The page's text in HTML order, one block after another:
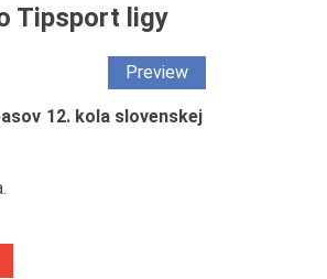
Tipsport ligy
Preview
12. kola slovenskej